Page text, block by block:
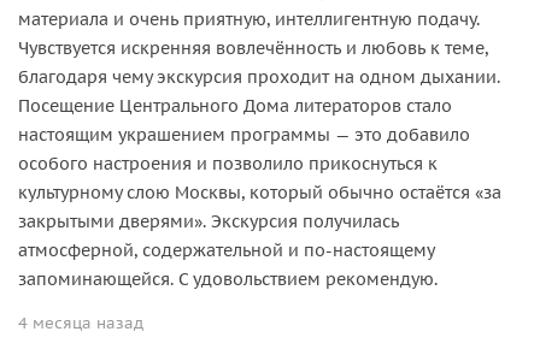
материала и очень приятную, интеллигентную подачу.
Чувствуется искренняя вовлечённость и любовь к теме,
благодаря чему экскурсия проходит на одном дыхании.
Посещение Центрального Дома литераторов стало
настоящим украшением программы — это добавило
особого настроения и позволило прикоснуться к
культурному слою Москвы, который обычно остаётся «за
закрытыми дверями». Экскурсия получилась
атмосферной, содержательной и по-настоящему
запоминающейся. С удовольствием рекомендую.
4 месяца назад